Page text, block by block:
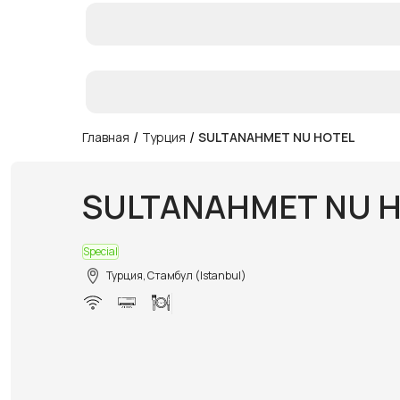
Главная / Турция / SULTANAHMET NU HOTEL
SULTANAHMET NU
Special
Турция, Стамбул (Istanbul)